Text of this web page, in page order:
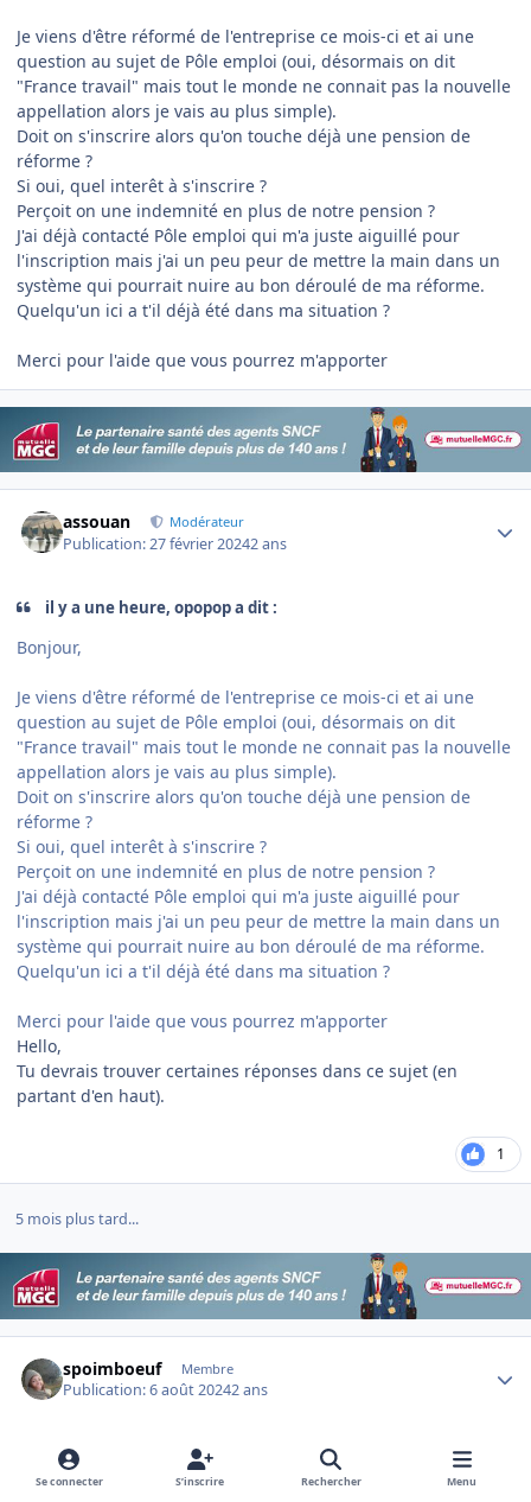
Je viens d'être réformé de l'entreprise ce mois-ci et ai une
question au sujet de Pôle emploi (oui, désormais on dit
"France travail" mais tout le monde ne connait pas la nouvelle
appellation alors je vais au plus simple).
Doit on s'inscrire alors qu'on touche déjà une pension de
réforme ?
Si oui, quel interêt à s'inscrire ?
Perçoit on une indemnité en plus de notre pension ?
J'ai déjà contacté Pôle emploi qui m'a juste aiguillé pour
l'inscription mais j'ai un peu peur de mettre la main dans un
système qui pourrait nuire au bon déroulé de ma réforme.
Quelqu'un ici a t'il déjà été dans ma situation ?
Merci pour l'aide que vous pourrez m'apporter
assouan Modérateur
Publication:27 février 20242 ans
il y a une heure, opopop a dit :
Bonjour,
Je viens d'être réformé de l'entreprise ce mois-ci et ai une
question au sujet de Pôle emploi (oui, désormais on dit
"France travail" mais tout le monde ne connait pas la nouvelle
appellation alors je vais au plus simple).
Doit on s'inscrire alors qu'on touche déjà une pension de
réforme ?
Si oui, quel interêt à s'inscrire ?
Perçoit on une indemnité en plus de notre pension ?
J'ai déjà contacté Pôle emploi qui m'a juste aiguillé pour
l'inscription mais j'ai un peu peur de mettre la main dans un
système qui pourrait nuire au bon déroulé de ma réforme.
Quelqu'un ici a t'il déjà été dans ma situation ?
Merci pour l'aide que vous pourrez m'apporter
Hello,
Tu devrais trouver certaines réponses dans ce sujet (en
partant d'en haut).
1
5 mois plus tard...
spoimboeuf Membre
Publication:6 août 20242 ans
Bonjour, je suis réformé depuis 2 mois suite à inaptitude à
tout poste. Dans le cadre de la déclaration mensuelle à faire,
Se connecter S’inscrire Rechercher Menu